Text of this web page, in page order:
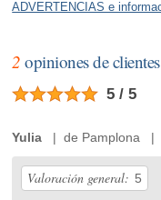
ADVERTENCIAS e
2 opiniones de clientes
5 / 5
Yulia | de Pamplona |
Valoración general: 5